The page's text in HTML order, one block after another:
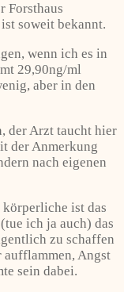
Forsthaus
soweit bekannt.
wenn ich es in
29,90ng/ml
aber in den
der Arzt taucht hier
der Anmerkung
nach eigenen
körperliche ist das
ich ja auch) das
zu schaffen
aufflammen, Angst
sein dabei.